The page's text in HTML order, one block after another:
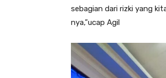
sebagian dari rizki yang
nya,”ucap Agil